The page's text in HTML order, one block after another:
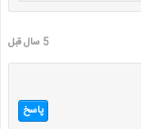
5 سال قبل
پاسخ